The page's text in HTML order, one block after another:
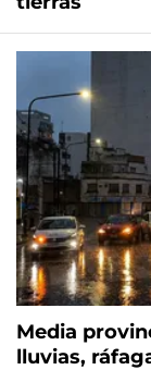
Media
lluvias,